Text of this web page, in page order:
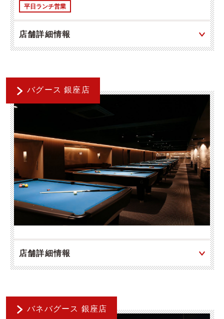
平日ランチ営業
店舗詳細情報
バグース 銀座店
店舗詳細情報
バネバグース 銀座店